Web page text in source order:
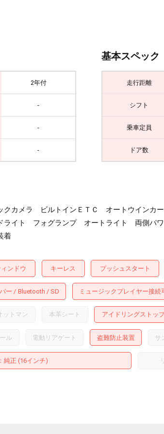
2年付
-
-
-
基本スペック
走行距離
シフト
乗車定員
ドア数
メラ ビルトインＥＴＣ オートウインカ
イト フォグランプ オートライト 両側パ
着
ンドウ キーレス プッシュスタート
ー Bluetooth SD ミュージックプレイヤー接続
ットマン 本革シート アイドリングストッ
ル 電動リアゲート 盗難防止装置 サ
純正 (16インチ)